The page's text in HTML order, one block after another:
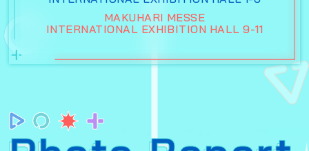
MAKUHARI MESSE
INTERNATIONAL EXHIBITION HALL 9-11